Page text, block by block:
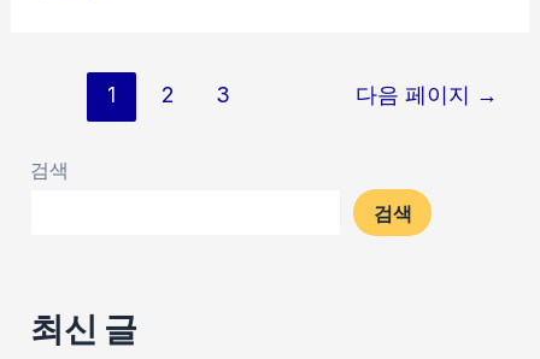
락
법
1 2 3 다음 페이지 →
검색
검색
최신 글